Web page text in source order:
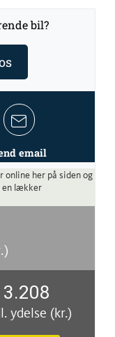
bil?
email
online her på siden og
en lækker
3.208
ydelse (kr.)